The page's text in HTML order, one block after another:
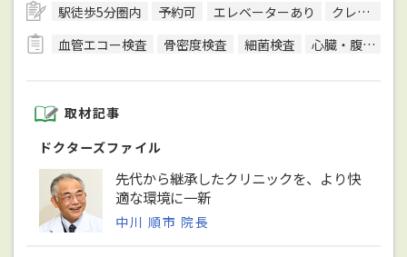
駅徒歩5分圏内 予約可 エレベーターあり
クレジットカード対応
血管エコー検査
骨密度検査 細菌検査 心臓・腹部超音波検査
取材記事
ドクターズファイル
先代から継承したクリニックを、より快
適な環境に一新
中川 順市 院長